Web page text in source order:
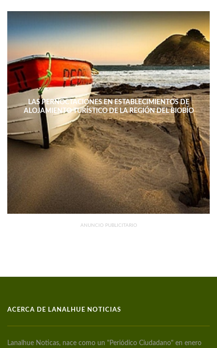
LAS PERNOCTACIONES EN ESTABLECIMIENTOS DE
ALOJAMIENTO TURÍSTICO DE LA REGIÓN DEL BIOBÍO
DISMINUYERON 15,4% INTERANUAL
ANUNCIO PUBLICITARIO
ACERCA DE LANALHUE NOTICIAS
Lanalhue Noticas, nace como un "Periódico Ciudadano" en enero